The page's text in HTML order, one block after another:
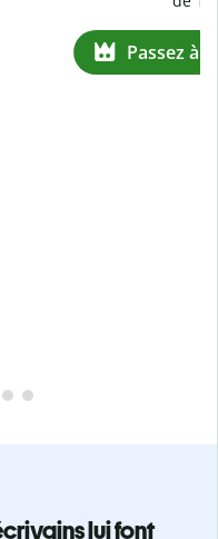
les vôtres grâce au
document en quelques
manquantes dans plus
Premium
lui font